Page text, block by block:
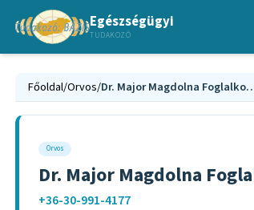
Egészségügyi
TUDAKOZÓ
Főoldal/Orvos/ Dr. Major Magdolna
Orvos
Dr. Major Magdolna
+36-30-991-4177